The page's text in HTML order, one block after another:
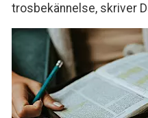
trosbekännelse, skriver